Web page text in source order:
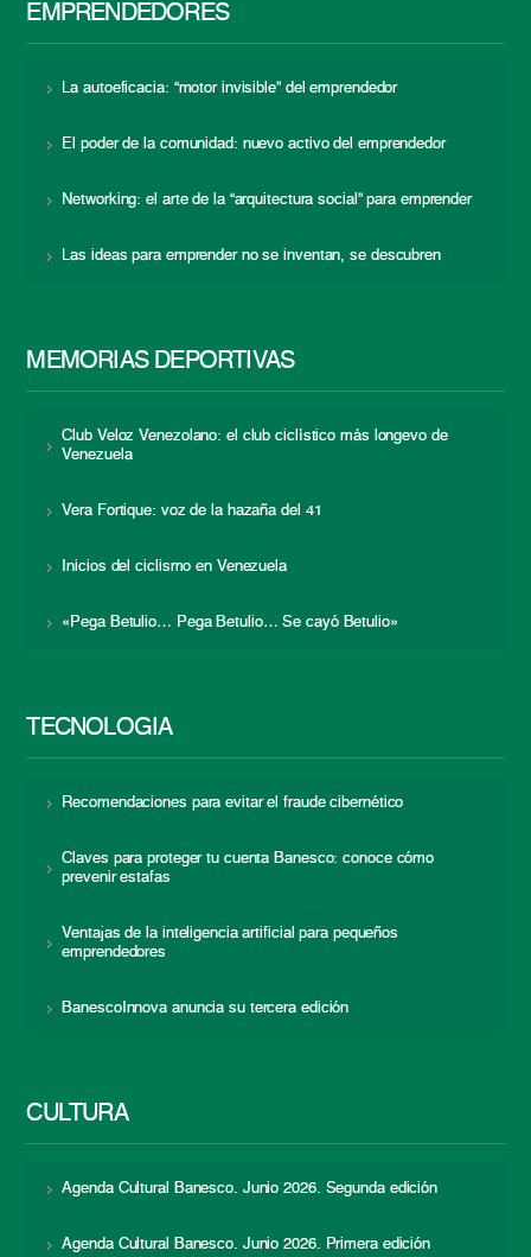
EMPRENDEDORES
La autoeficacia: “motor invisible” del emprendedor
El poder de la comunidad: nuevo activo del emprendedor
Networking: el arte de la “arquitectura social” para emprender
Las ideas para emprender no se inventan, se descubren
MEMORIAS DEPORTIVAS
Club Veloz Venezolano: el club ciclístico más longevo de
Venezuela
Vera Fortique: voz de la hazaña del 41
Inicios del ciclismo en Venezuela
«Pega Betulio… Pega Betulio… Se cayó Betulio»
TECNOLOGÍA
Recomendaciones para evitar el fraude cibernético
Claves para proteger tu cuenta Banesco: conoce cómo
prevenir estafas
Ventajas de la inteligencia artificial para pequeños
emprendedores
BanescoInnova anuncia su tercera edición
CULTURA
Agenda Cultural Banesco. Junio 2026. Segunda edición
Agenda Cultural Banesco. Junio 2026. Primera edición